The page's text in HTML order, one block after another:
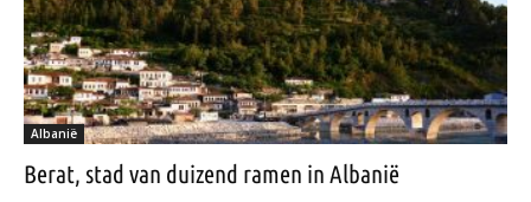
Albanië
Berat, stad van duizend ramen in Albanië